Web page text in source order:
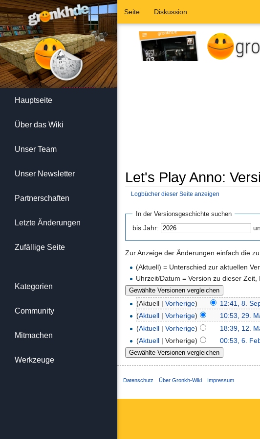
Let's Play Anno:
Logbücher dieser Seite anzeigen
In der Versionsgeschichte suchen
bis Jahr:
Zur Anzeige der Änderungen einfach die
(Aktuell) = Unterschied zur aktuellen
Uhrzeit/Datum = Version zu dieser
(Aktuell |Vorherige) 12:41, 8.
(Aktuell |Vorherige) 10:53, 29.
(Aktuell |Vorherige) 18:39, 12.
(Aktuell | Vorherige) 00:53, 6.
Seite Diskussion
Hauptseite
Über das Wiki
Unser Team
Unser Newsletter
Partnerschaften
Letzte Änderungen
Zufällige Seite
Kategorien
Community
Mitmachen
Werkzeuge
Datenschutz Über Gronkh-Wiki Impressum